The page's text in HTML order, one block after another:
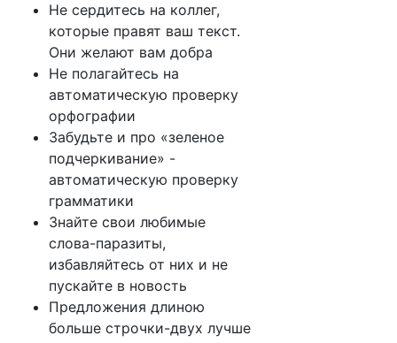
Не сердитесь на коллег,
которые правят ваш текст.
Они желают вам добра
Не полагайтесь на
автоматическую проверку
орфографии
Забудьте и про «зеленое
подчеркивание» -
автоматическую проверку
грамматики
Знайте свои любимые
слова-паразиты,
избавляйтесь от них и не
пускайте в новость
Предложения длиною
больше строчки-двух лучше